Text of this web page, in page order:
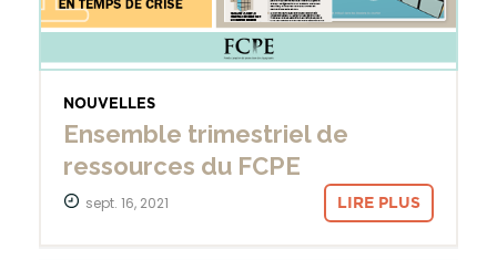
NOUVELLES
Ensemble trimestriel de
ressources du FCPE
sept. 16, 2021 LIRE PLUS